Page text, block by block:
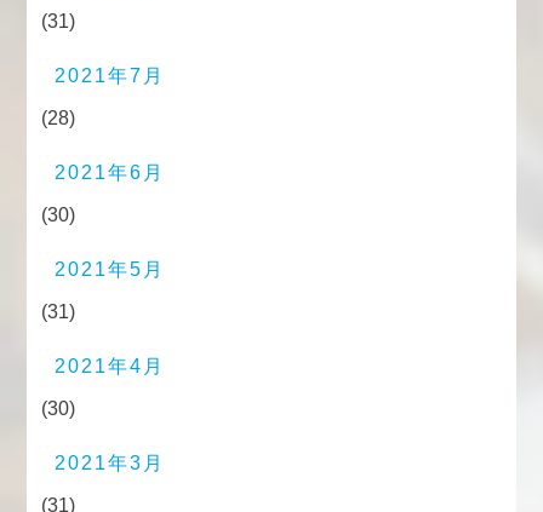
(31)
2021年7月
(28)
2021年6月
(30)
2021年5月
(31)
2021年4月
(30)
2021年3月
(31)